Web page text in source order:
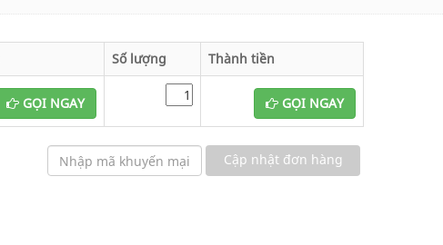
Số lượng
Thành tiền
GỌI NGAY GỌI NGAY